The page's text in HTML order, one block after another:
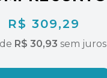
R$ 309,29
R$ 30,93 sem juros